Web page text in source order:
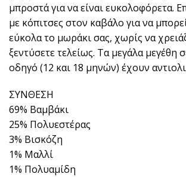
μπροστά για να είναι ευκολοφόρετα.
με κόπιτσες στον καβάλο για να
εύκολα το μωράκι σας, χωρίς να
ξεντύσετε τελείως. Τα μεγάλα μεγέθη
οδηγό (12 και 18 μηνών) έχουν
ΣΥΝΘΕΣΗ
69% Βαμβάκι
25% Πολυεστέρας
3% Βισκόζη
1% Μαλλί
1% Πολυαμίδη